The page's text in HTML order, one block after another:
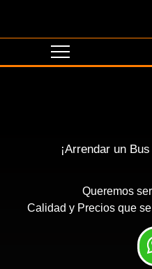
¡Arrendar un
Queremos
Calidad y Precios que